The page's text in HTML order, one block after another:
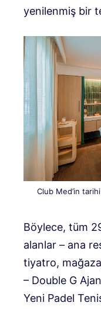
yenilenmiş bir
Club Med’in
Böylece, tüm
alanlar – ana
tiyatro,
– Double G
Yeni Padel